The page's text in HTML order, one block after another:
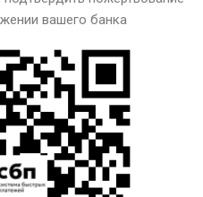
вашего банка